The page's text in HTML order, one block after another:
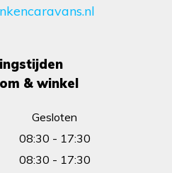
& winkel
Gesloten
08:30 - 17:30
08:30 - 17:30